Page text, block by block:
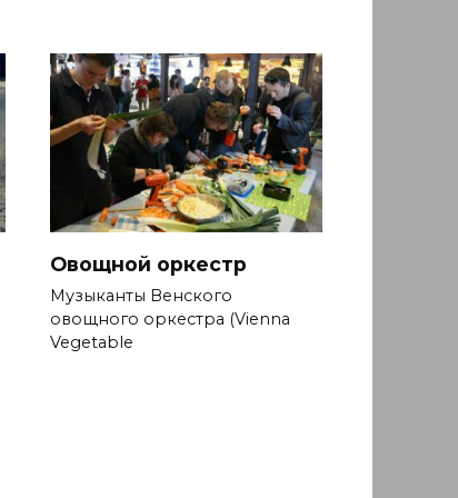
Овощной оркестр
Музыканты Венского
овощного оркестра (Vienna
Vegetable